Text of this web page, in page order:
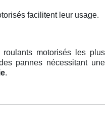
facilitent leur usage.
motorisés les plus
pannes nécessitant une
.